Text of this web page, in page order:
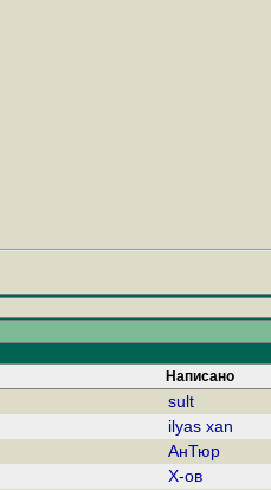
Написано
sult
ilyas xan
АнТюр
Х-ов